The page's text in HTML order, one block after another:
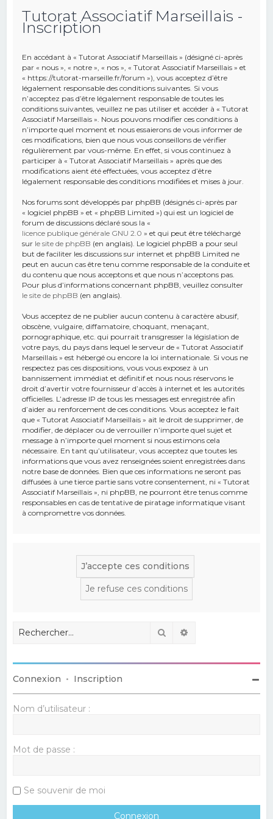
Tutorat Associatif Marseillais -
Inscription
En accédant à « Tutorat Associatif Marseillais » (désigné ci-après
par « nous », « notre », « nos », « Tutorat Associatif Marseillais » et
« https://tutorat-marseille.fr/forum »), vous acceptez d’être
légalement responsable des conditions suivantes. Si vous
n’acceptez pas d’être légalement responsable de toutes les
conditions suivantes, veuillez ne pas utiliser et accéder à « Tutorat
Associatif Marseillais ». Nous pouvons modifier ces conditions à
n’importe quel moment et nous essaierons de vous informer de
ces modifications, bien que nous vous conseillons de vérifier
régulièrement par vous-même. En effet, si vous continuez à
participer à « Tutorat Associatif Marseillais » après que des
modifications aient été effectuées, vous acceptez d’être
légalement responsable des conditions modifiées et mises à jour.
Nos forums sont développés par phpBB (désignés ci-après par
« logiciel phpBB » et « phpBB Limited ») qui est un logiciel de
forum de discussions déclaré sous la «
licence publique générale GNU 2.0 » et qui peut être téléchargé
sur le site de phpBB (en anglais). Le logiciel phpBB a pour seul
but de faciliter les discussions sur internet et phpBB Limited ne
peut en aucun cas être tenu comme responsable de la conduite et
du contenu que nous acceptons et que nous n’acceptons pas.
Pour plus d’informations concernant phpBB, veuillez consulter
le site de phpBB (en anglais).
Vous acceptez de ne publier aucun contenu à caractère abusif,
obscène, vulgaire, diffamatoire, choquant, menaçant,
pornographique, etc. qui pourrait transgresser la législation de
votre pays, du pays dans lequel le serveur de « Tutorat Associatif
Marseillais » est hébergé ou encore la loi internationale. Si vous ne
respectez pas ces dispositions, vous vous exposez à un
bannissement immédiat et définitif et nous nous réservons le
droit d’avertir votre fournisseur d’accès à internet et les autorités
officielles. L’adresse IP de tous les messages est enregistrée afin
d’aider au renforcement de ces conditions. Vous acceptez le fait
que « Tutorat Associatif Marseillais » ait le droit de supprimer, de
modifier, de déplacer ou de verrouiller n’importe quel sujet et
message à n’importe quel moment si nous estimons cela
nécessaire. En tant qu’utilisateur, vous acceptez que toutes les
informations que vous avez renseignées soient enregistrées dans
notre base de données. Bien que ces informations ne seront pas
diffusées à une tierce partie sans votre consentement, ni « Tutorat
Associatif Marseillais », ni phpBB, ne pourront être tenus comme
responsables en cas de tentative de piratage informatique visant
à compromettre vos données.
Rechercher
Connexion • Inscription
Nom d’utilisateur :
Mot de passe :
Se souvenir de moi